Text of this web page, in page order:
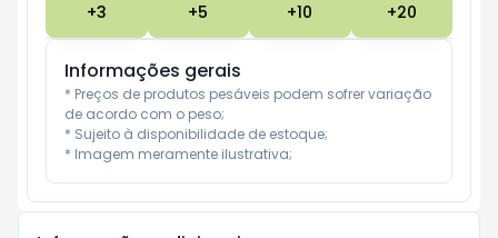
+3 +5 +10 +20
Informações gerais
* Preços de produtos pesáveis podem sofrer variação
de acordo com o peso;
* Sujeito à disponibilidade de estoque;
* Imagem meramente ilustrativa;